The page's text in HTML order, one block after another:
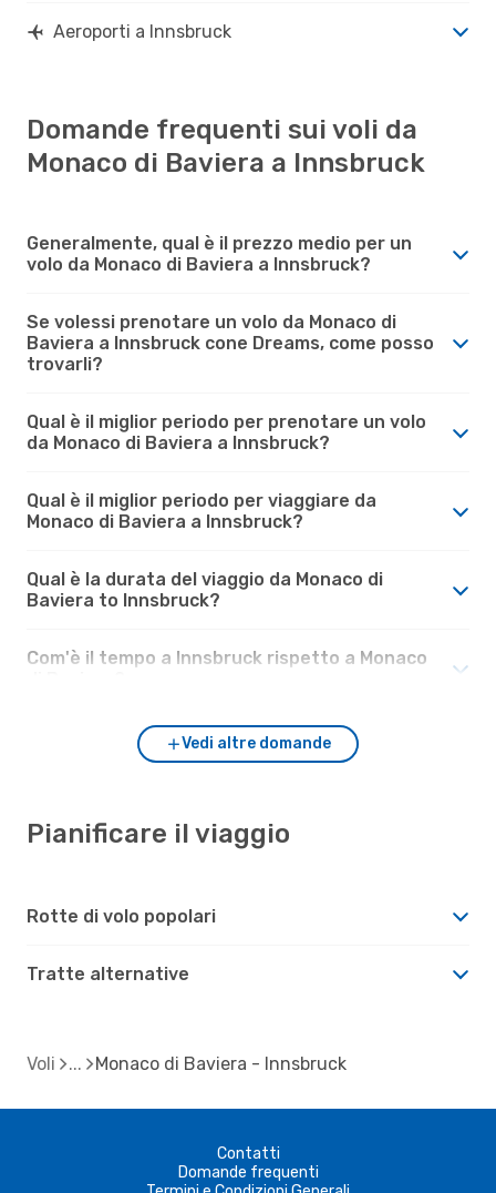
Aeroporti a Innsbruck
Domande frequenti sui voli da
Monaco di Baviera a Innsbruck
Generalmente, qual è il prezzo medio per un
volo da Monaco di Baviera a Innsbruck?
Se volessi prenotare un volo da Monaco di
Baviera a Innsbruck cone Dreams, come posso
trovarli?
Qual è il miglior periodo per prenotare un volo
da Monaco di Baviera a Innsbruck?
Qual è il miglior periodo per viaggiare da
Monaco di Baviera a Innsbruck?
Qual è la durata del viaggio da Monaco di
Baviera to Innsbruck?
Com'è il tempo a Innsbruck rispetto a Monaco
Vedi altre domande
Pianificare il viaggio
Rotte di volo popolari
Tratte alternative
Voli Monaco di Baviera - Innsbruck
Contatti
Domande frequenti